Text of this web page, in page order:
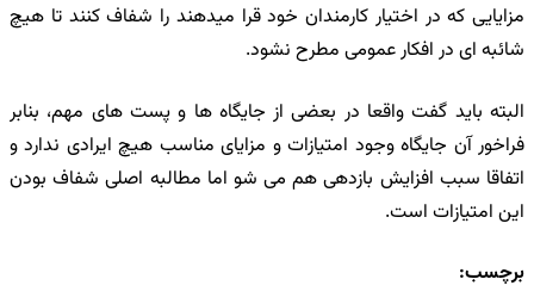
مزایایی که در اختیار کارمندان خود قرا میدهند را شفاف کنند تا هیچ
شائبه ای در افکار عمومی مطرح نشود.
البته باید گفت واقعا در بعضی از جایگاه ها و پست های مهم، بنابر
فراخور آن جایگاه وجود امتیازات و مزایای مناسب هیچ ایرادی ندارد و
اتفاقا سبب افزایش بازدهی هم می شو اما مطالبه اصلی شفاف بودن
این امتیازات است.
برچسب: